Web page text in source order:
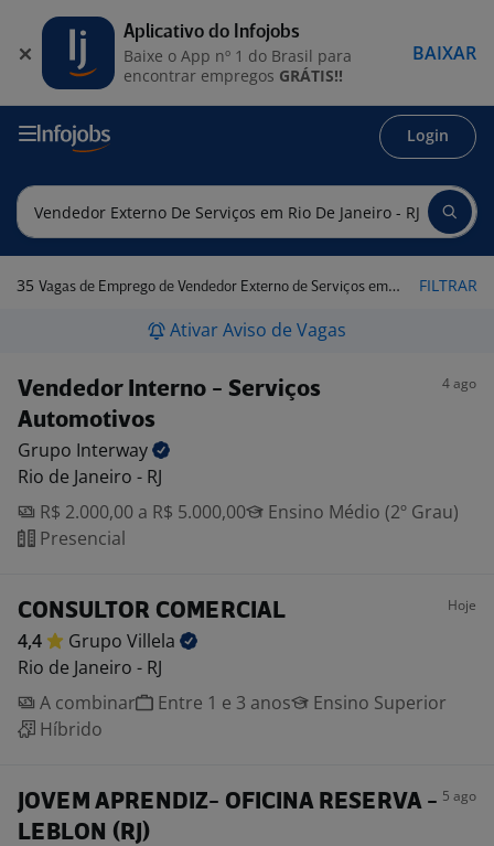
Login
35 Vagas de Emprego de Vendedor Externo de Serviços em Rio de Janeiro - RJ FILTRAR
Ativar Aviso de Vagas
Vendedor Interno - Serviços
Automotivos
4 ago
Grupo Interway
Rio de Janeiro - RJ
R$ 2.000,00 a R$ 5.000,00
Ensino Médio (2º Grau)
Presencial
CONSULTOR COMERCIAL Hoje
4,4 Grupo Villela
Rio de Janeiro - RJ
A combinar
Entre 1 e 3 anos
Ensino Superior
Híbrido
JOVEM APRENDIZ- OFICINA RESERVA -
LEBLON (RJ)
5 ago
Aplicativo do Infojobs
Baixe o App nº 1 do Brasil para
encontrar empregos GRÁTIS!!
BAIXAR